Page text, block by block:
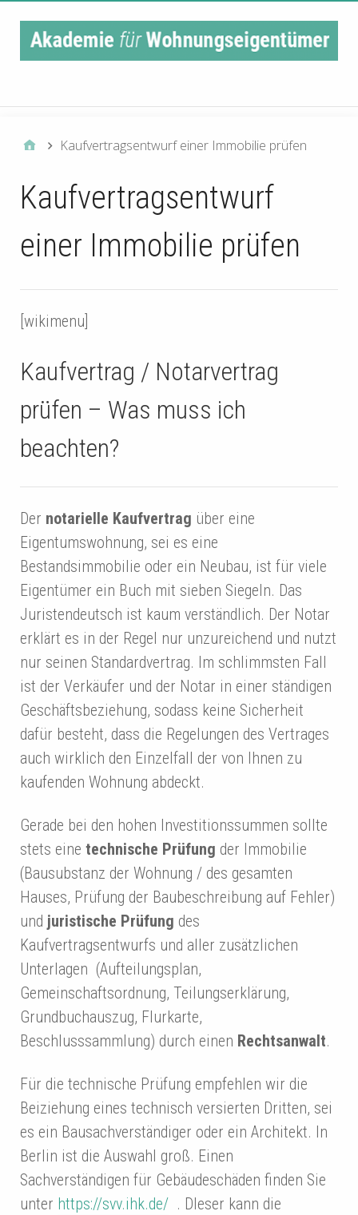
Kaufvertragsentwurf einer Immobilie prüfen
Kaufvertragsentwurf
einer Immobilie prüfen
[wikimenu]
Kaufvertrag / Notarvertrag
prüfen – Was muss ich
beachten?
Der notarielle Kaufvertrag über eine
Eigentumswohnung, sei es eine
Bestandsimmobilie oder ein Neubau, ist für viele
Eigentümer ein Buch mit sieben Siegeln. Das
Juristendeutsch ist kaum verständlich. Der Notar
erklärt es in der Regel nur unzureichend und nutzt
nur seinen Standardvertrag. Im schlimmsten Fall
ist der Verkäufer und der Notar in einer ständigen
Geschäftsbeziehung, sodass keine Sicherheit
dafür besteht, dass die Regelungen des Vertrages
auch wirklich den Einzelfall der von Ihnen zu
kaufenden Wohnung abdeckt.
Gerade bei den hohen Investitionssummen sollte
stets eine technische Prüfung der Immobilie
(Bausubstanz der Wohnung / des gesamten
Hauses, Prüfung der Baubeschreibung auf Fehler)
und juristische Prüfung des
Kaufvertragsentwurfs und aller zusätzlichen
Unterlagen (Aufteilungsplan,
Gemeinschaftsordnung, Teilungserklärung,
Grundbuchauszug, Flurkarte,
Beschlusssammlung) durch einen Rechtsanwalt.
Für die technische Prüfung empfehlen wir die
Beiziehung eines technisch versierten Dritten, sei
es ein Bausachverständiger oder ein Architekt. In
Berlin ist die Auswahl groß. Einen
Sachverständigen für Gebäudeschäden finden Sie
unter https://svv.ihk.de/ . DIeser kann die